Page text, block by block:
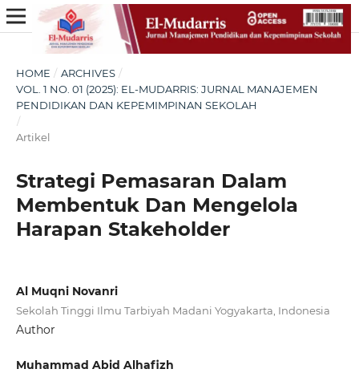
HOME / ARCHIVES /
VOL. 1 NO. 01 (2025): EL-MUDARRIS: JURNAL MANAJEMEN
PENDIDIKAN DAN KEPEMIMPINAN SEKOLAH
/
Artikel
Strategi Pemasaran Dalam
Membentuk Dan Mengelola
Harapan Stakeholder
Al Muqni Novanri
Sekolah Tinggi Ilmu Tarbiyah Madani Yogyakarta, Indonesia
Author
Muhammad Abid Alhafizh